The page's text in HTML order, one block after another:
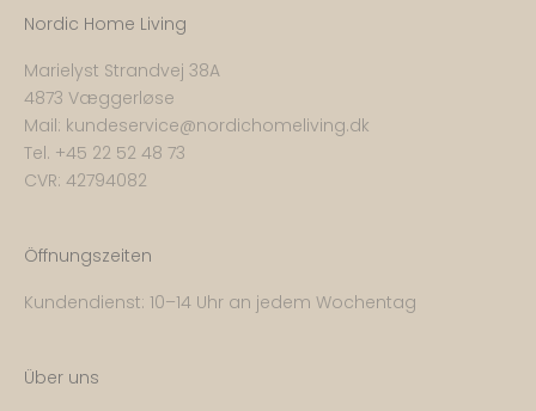
Nordic Home Living
Marielyst Strandvej 38A
4873 Væggerløse
Mail: kundeservice@nordichomeliving.dk
Tel. +45 22 52 48 73
CVR: 42794082
Öffnungszeiten
Kundendienst: 10–14 Uhr an jedem Wochentag
Über uns